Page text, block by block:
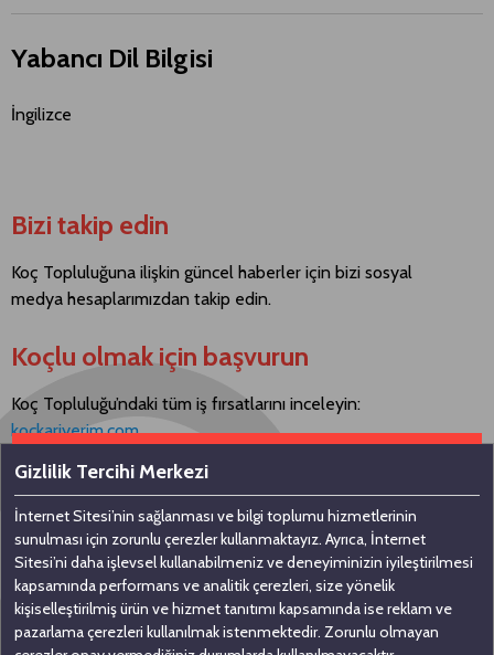
Yabancı Dil Bilgisi
İngilizce
Bizi takip edin
Koç Topluluğuna ilişkin güncel haberler için bizi sosyal
medya hesaplarımızdan takip edin.
Koçlu olmak için başvurun
Koç Topluluğu’ndaki tüm iş fırsatlarını inceleyin:
kockariyerim.com
Bizimle iletişime geçin
Koç Holding A.Ş
Nakkaştepe, Azizbey Sokak, No: 1,
Gizlilik Tercihi Merkezi
İnternet Sitesi’nin sağlanması ve bilgi toplumu hizmetlerinin
sunulması için zorunlu çerezler kullanmaktayız. Ayrıca, İnternet
Sitesi’ni daha işlevsel kullanabilmeniz ve deneyiminizin iyileştirilmesi
kapsamında performans ve analitik çerezleri, size yönelik
kişiselleştirilmiş ürün ve hizmet tanıtımı kapsamında ise reklam ve
pazarlama çerezleri kullanılmak istenmektedir. Zorunlu olmayan